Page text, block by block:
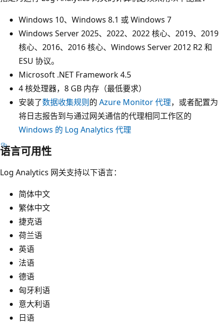
Windows 10、Windows 8.1 或 Windows 7
Windows Server 2025、2022、2022 核心、2019、2019
核心、2016、2016 核心、Windows Server 2012 R2 和
ESU 协议。
Microsoft .NET Framework 4.5
4 核处理器，8 GB 内存（最低要求）
安装了数据收集规则的 Azure Monitor 代理，或者配置为
将日志报告到与通过网关通信的代理相同工作区的
Windows 的 Log Analytics 代理
语言可用性
Log Analytics 网关支持以下语言：
简体中文
繁体中文
捷克语
荷兰语
英语
法语
德语
匈牙利语
意大利语
日语